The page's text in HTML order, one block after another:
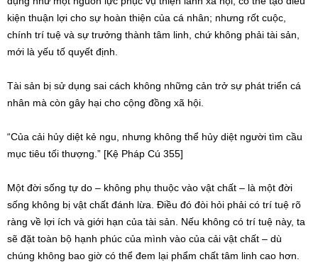
kiện thuận lợi cho sự hoàn thiện của cá nhân; nhưng rốt cuộc,
chính trí tuệ và sự trưởng thành tâm linh, chứ không phải tài sản,
mới là yếu tố quyết định.
Tài sản bị sử dụng sai cách không những cản trở sự phát triển cá
nhân mà còn gây hại cho cộng đồng xã hội.
“Của cải hủy diệt kẻ ngu, nhưng không thể hủy diệt người tìm cầu
mục tiêu tối thượng.” [Kệ Pháp Cú 355]
Một đời sống tự do – không phụ thuộc vào vật chất – là một đời
sống không bị vật chất đánh lừa. Điều đó đòi hỏi phải có trí tuệ rõ
ràng về lợi ích và giới hạn của tài sản. Nếu không có trí tuệ này, ta
sẽ đặt toàn bộ hạnh phúc của mình vào của cải vật chất – dù
chúng không bao giờ có thể đem lại phẩm chất tâm linh cao hơn.